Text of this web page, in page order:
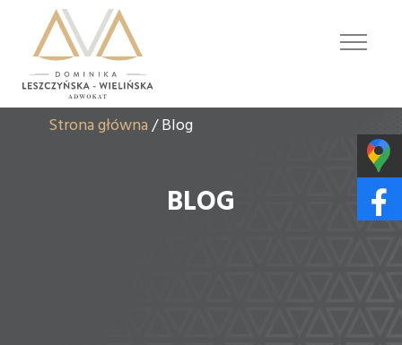
Strona główna/Blog
BLOG